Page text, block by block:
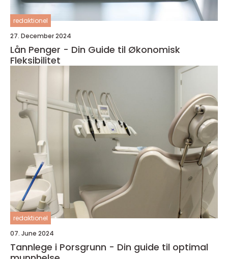
redaktionel
27. December 2024
Lån Penger - Din Guide til Økonomisk
Fleksibilitet
redaktionel
07. June 2024
Tannlege i Porsgrunn - Din guide til optimal